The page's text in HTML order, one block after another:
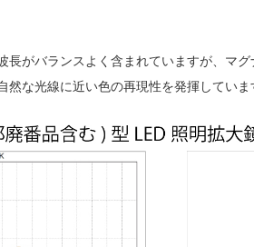
長がバランスよく含まれていますが、マ
な光線に近い色の再現性を発揮していま